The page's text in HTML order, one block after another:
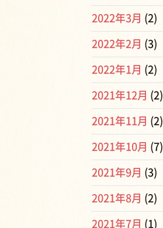
2022年3月 (2)
2022年2月 (3)
2022年1月 (2)
2021年12月 (2)
2021年11月 (2)
2021年10月 (7)
2021年9月 (3)
2021年8月 (2)
2021年7月 (1)